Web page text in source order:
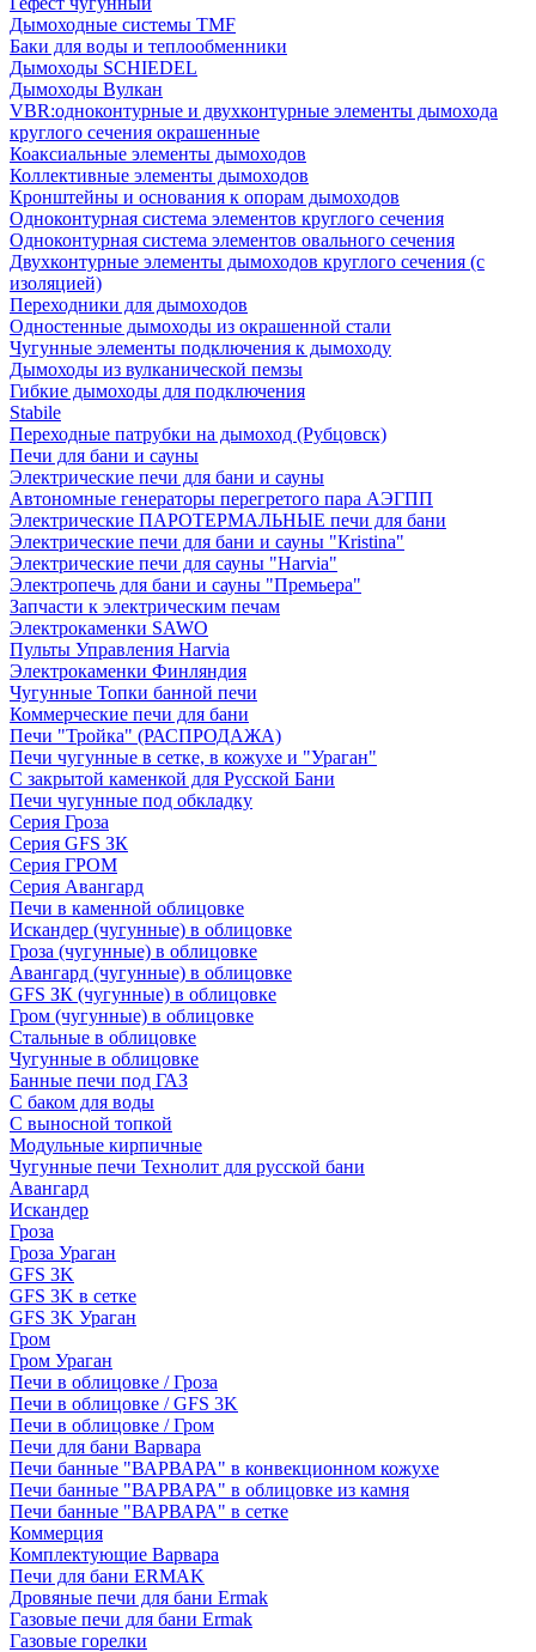
Дымоходные системы TMF
Баки для воды и теплообменники
Дымоходы SCHIEDEL
Дымоходы Вулкан
VBR:одноконтурные и двухконтурные элементы дымохода
круглого сечения окрашенные
Коаксиальные элементы дымоходов
Коллективные элементы дымоходов
Кронштейны и основания к опорам дымоходов
Одноконтурная система элементов круглого сечения
Одноконтурная система элементов овального сечения
Двухконтурные элементы дымоходов круглого сечения (с
изоляцией)
Переходники для дымоходов
Одностенные дымоходы из окрашенной стали
Чугунные элементы подключения к дымоходу
Дымоходы из вулканической пемзы
Гибкие дымоходы для подключения
Stabile
Переходные патрубки на дымоход (Рубцовск)
Печи для бани и сауны
Электрические печи для бани и сауны
Автономные генераторы перегретого пара АЭГПП
Электрические ПАРОТЕРМАЛЬНЫЕ печи для бани
Электрические печи для бани и сауны "Кristina"
Электрические печи для сауны "Harvia"
Электропечь для бани и сауны "Премьера"
Запчасти к электрическим печам
Электрокаменки SAWO
Пульты Управления Harvia
Электрокаменки Финляндия
Чугунные Топки банной печи
Коммерческие печи для бани
Печи "Тройка" (РАСПРОДАЖА)
Печи чугунные в сетке, в кожухе и "Ураган"
С закрытой каменкой для Русской Бани
Печи чугунные под обкладку
Серия Гроза
Серия GFS ЗК
Серия ГРОМ
Серия Авангард
Печи в каменной облицовке
Искандер (чугунные) в облицовке
Гроза (чугунные) в облицовке
Авангард (чугунные) в облицовке
GFS ЗК (чугунные) в облицовке
Гром (чугунные) в облицовке
Стальные в облицовке
Чугунные в облицовке
Банные печи под ГАЗ
С баком для воды
С выносной топкой
Модульные кирпичные
Чугунные печи Технолит для русской бани
Авангард
Искандер
Гроза
Гроза Ураган
GFS 3K
GFS 3K в сетке
GFS 3K Ураган
Гром
Гром Ураган
Печи в облицовке / Гроза
Печи в облицовке / GFS 3K
Печи в облицовке / Гром
Печи для бани Варвара
Печи банные "ВАРВАРА" в конвекционном кожухе
Печи банные "ВАРВАРА" в облицовке из камня
Печи банные "ВАРВАРА" в сетке
Коммерция
Комплектующие Варвара
Печи для бани ERMAK
Дровяные печи для бани Ermak
Газовые печи для бани Ermak
Газовые горелки